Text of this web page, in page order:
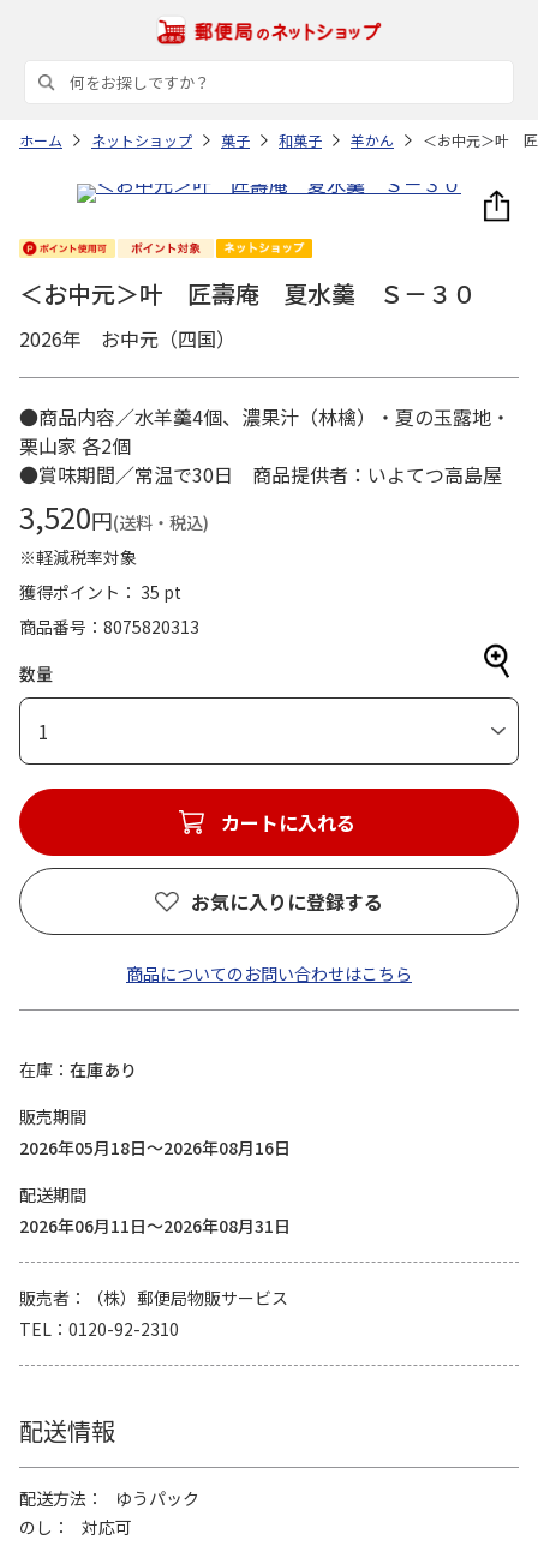
ホーム ネットショップ 菓子 和菓子 羊かん ＜お中元＞叶
＜お中元＞叶 匠壽庵 夏水羹 Ｓ－３０
2026年 お中元（四国）
●商品内容／水羊羹4個、濃果汁（林檎）・夏の玉露地・
栗山家 各2個
●賞味期間／常温で30日 商品提供者：いよてつ高島屋
3,520円(送料・税込)
※軽減税率対象
獲得ポイント： 35 pt
商品番号
8075820313
数量
1
カートに入れる
お気に入りに登録する
商品についてのお問い合わせはこちら
在庫
在庫あり
販売期間
2026年05月18日～2026年08月16日
配送期間
2026年06月11日～2026年08月31日
販売者
（株）郵便局物販サービス
TEL
0120-92-2310
配送情報
配送方法
ゆうパック
のし
対応可